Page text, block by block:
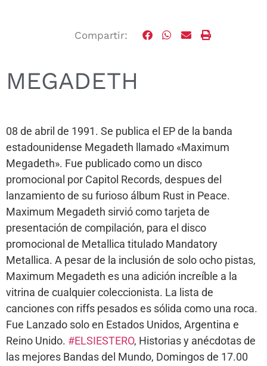
Compartir:
MEGADETH
08 de abril de 1991. Se publica el EP de la banda
estadounidense Megadeth llamado «Maximum
Megadeth». Fue publicado como un disco
promocional por Capitol Records, despues del
lanzamiento de su furioso álbum Rust in Peace.
Maximum Megadeth sirvió como tarjeta de
presentación de compilación, para el disco
promocional de Metallica titulado Mandatory
Metallica. A pesar de la inclusión de solo ocho pistas,
Maximum Megadeth es una adición increíble a la
vitrina de cualquier coleccionista. La lista de
canciones con riffs pesados ​​es sólida como una roca.
Fue Lanzado solo en Estados Unidos, Argentina e
Reino Unido. #ELSIESTERO, Historias y anécdotas de
las mejores Bandas del Mundo, Domingos de 17.00